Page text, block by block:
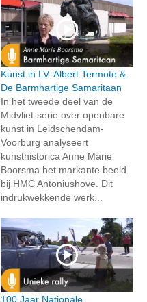
Kunst in LV: Albert Termote &
De Barmhartige Samaritaan
In het tweede deel van de
Midvliet-serie over openbare
kunst in Leidschendam-
Voorburg analyseert
kunsthistorica Anne Marie
Boorsma het markante beeld
bij HMC Antoniushove. Dit
indrukwekkende werk...
100 Jaar Nationale